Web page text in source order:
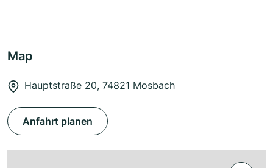
Map
Hauptstraße 20, 74821 Mosbach
Anfahrt planen